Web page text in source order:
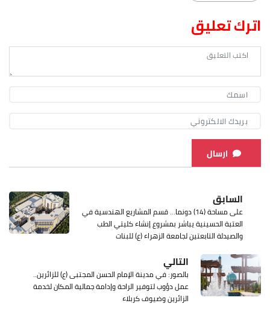
اترك تعليق
ارسال
السابق
على مساحة (14) دونما... قسم المشاريع الهندسية في
العتبة الحسينية يباشر بمشروع إنشاء كليتي الطب
والصيدلة التابعتين لجامعة الزهراء (ع) للبنات
التالي
بالصور: في مدينة الإمام الحسن المجتبى (ع) للزائرين..
عمل دؤوب لتوفير الراحة وإدامة جمالية المكان لخدمة
الزائرين وضيوف كربلاء